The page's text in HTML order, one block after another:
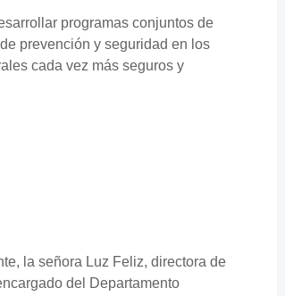
programas conjuntos de
prevención y seguridad en los
cada vez más seguros y
la señora Luz Feliz, directora de
del Departamento